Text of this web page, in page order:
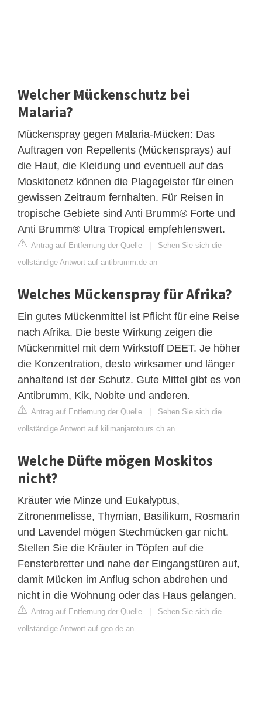
Welcher Mückenschutz bei
Malaria?
Mückenspray gegen Malaria-Mücken: Das
Auftragen von Repellents (Mückensprays) auf
die Haut, die Kleidung und eventuell auf das
Moskitonetz können die Plagegeister für einen
gewissen Zeitraum fernhalten. Für Reisen in
tropische Gebiete sind Anti Brumm® Forte und
Anti Brumm® Ultra Tropical empfehlenswert.
Antrag auf Entfernung der Quelle | Sehen Sie sich die
vollständige Antwort auf antibrumm.de an
Welches Mückenspray für Afrika?
Ein gutes Mückenmittel ist Pflicht für eine Reise
nach Afrika. Die beste Wirkung zeigen die
Mückenmittel mit dem Wirkstoff DEET. Je höher
die Konzentration, desto wirksamer und länger
anhaltend ist der Schutz. Gute Mittel gibt es von
Antibrumm, Kik, Nobite und anderen.
Antrag auf Entfernung der Quelle | Sehen Sie sich die
vollständige Antwort auf kilimanjarotours.ch an
Welche Düfte mögen Moskitos
nicht?
Kräuter wie Minze und Eukalyptus,
Zitronenmelisse, Thymian, Basilikum, Rosmarin
und Lavendel mögen Stechmücken gar nicht.
Stellen Sie die Kräuter in Töpfen auf die
Fensterbretter und nahe der Eingangstüren auf,
damit Mücken im Anflug schon abdrehen und
nicht in die Wohnung oder das Haus gelangen.
Antrag auf Entfernung der Quelle | Sehen Sie sich die
vollständige Antwort auf geo.de an